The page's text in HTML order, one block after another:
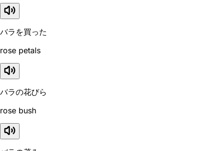
バラを買った
rose petals
バラの花びら
rose bush